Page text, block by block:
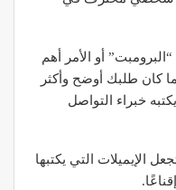
أو الأمر أهم
كان طلبك أوضح وأكثر
خبراء التواصل
احترافية تجعل الإيميلات التي يكتبها